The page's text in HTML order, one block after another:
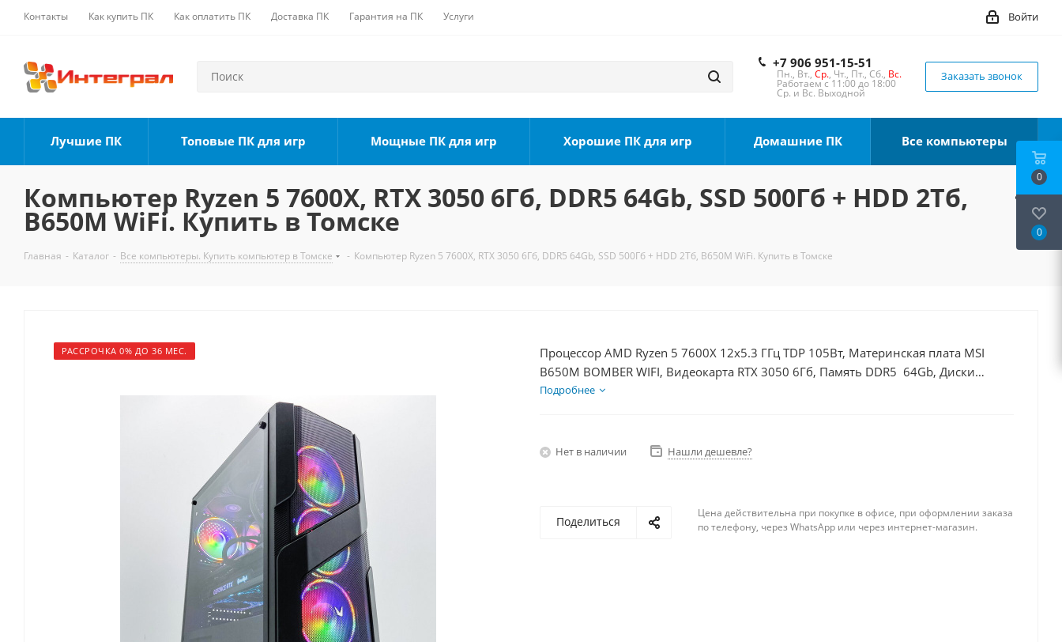
Контакты Как купить ПК Как оплатить ПК Доставка ПК Гарантия на ПК Услуги Войти
+7 906 951-15-51
Пн., Вт., Ср., Чт., Пт., Сб., Вс.
Работаем с 11:00 до 18:00
Ср. и Вс. Выходной
Заказать звонок
Лучшие ПК Топовые ПК для игр Мощные ПК для игр Хорошие ПК для игр Домашние ПК Все компьютеры
Компьютер Ryzen 5 7600X, RTX 3050 6Гб, DDR5 64Gb, SSD 500Гб + HDD 2Тб,
B650M WiFi. Купить в Томске
Главная - Каталог - Все компьютеры. Купить компьютер в Томске - Компьютер Ryzen 5 7600X, RTX 3050 6Гб, DDR5 64Gb, SSD 500Гб + HDD 2Тб, B650M WiFi. Купить в Томске
РАССРОЧКА 0% ДО 36 МЕС.
Процессор AMD Ryzen 5 7600X 12x5.3 ГГц TDP 105Вт, Материнская плата MSI
B650M BOMBER WIFI, Видеокарта RTX 3050 6Гб, Память DDR5 64Gb, Диски
SSD 500Гб + HDD 2Тб, БП 500Вт
Подробнее
Нет в наличии Нашли дешевле?
Поделиться
Цена действительна при покупке в офисе, при оформлении заказа
по телефону, через WhatsApp или через интернет-магазин.
0
0